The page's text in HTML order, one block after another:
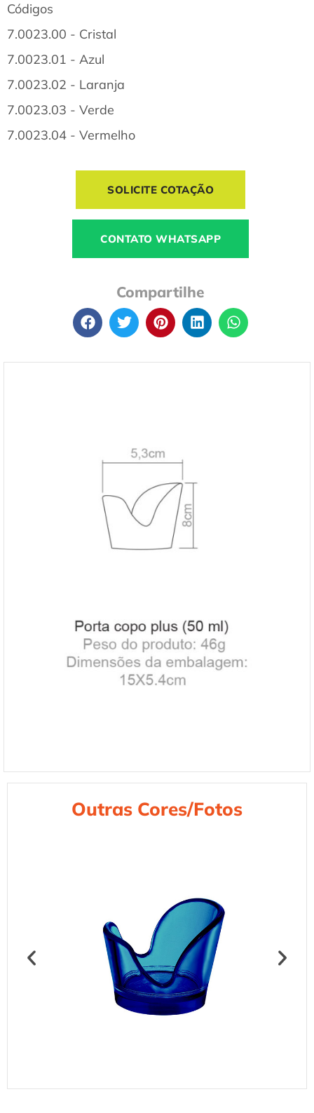
Códigos
7.0023.00 - Cristal
7.0023.01 - Azul
7.0023.02 - Laranja
7.0023.03 - Verde
7.0023.04 - Vermelho
SOLICITE COTAÇÃO
CONTATO WHATSAPP
Compartilhe
Outras Cores/Fotos